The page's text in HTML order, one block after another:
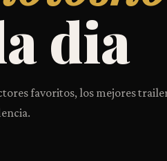
dia
favoritos, los mejores